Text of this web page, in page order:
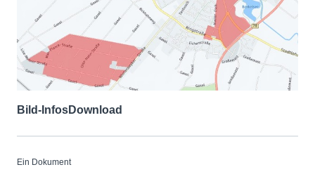
Bild-InfosDownload
Ein Dokument